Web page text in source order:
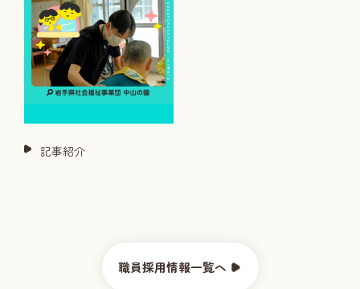
記事紹介
職員採用情報一覧へ